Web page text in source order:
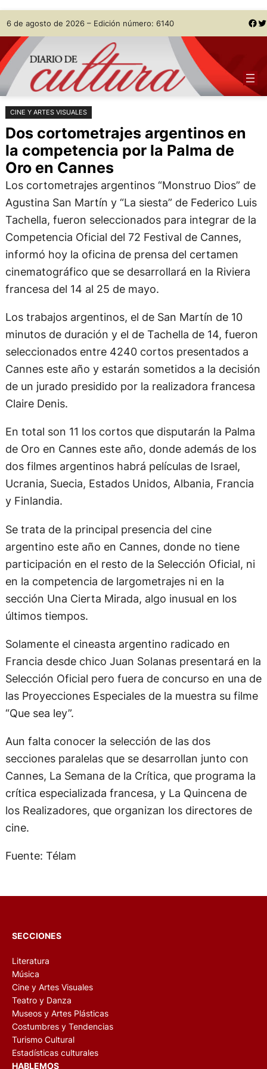
Saltar
al
contenido
Skip
to
content
6 de agosto de 2026 – Edición número: 6140 Facebook Twitter
CINE Y ARTES VISUALES
Dos cortometrajes argentinos en
la competencia por la Palma de
Oro en Cannes
Los cortometrajes argentinos “Monstruo Dios” de
Agustina San Martín y “La siesta” de Federico Luis
Tachella, fueron seleccionados para integrar de la
Competencia Oficial del 72 Festival de Cannes,
informó hoy la oficina de prensa del certamen
cinematográfico que se desarrollará en la Riviera
francesa del 14 al 25 de mayo.
Los trabajos argentinos, el de San Martín de 10
minutos de duración y el de Tachella de 14, fueron
seleccionados entre 4240 cortos presentados a
Cannes este año y estarán sometidos a la decisión
de un jurado presidido por la realizadora francesa
Claire Denis.
En total son 11 los cortos que disputarán la Palma
de Oro en Cannes este año, donde además de los
dos filmes argentinos habrá películas de Israel,
Ucrania, Suecia, Estados Unidos, Albania, Francia
y Finlandia.
Se trata de la principal presencia del cine
argentino este año en Cannes, donde no tiene
participación en el resto de la Selección Oficial, ni
en la competencia de largometrajes ni en la
sección Una Cierta Mirada, algo inusual en los
últimos tiempos.
Solamente el cineasta argentino radicado en
Francia desde chico Juan Solanas presentará en la
Selección Oficial pero fuera de concurso en una de
las Proyecciones Especiales de la muestra su filme
“Que sea ley”.
Aun falta conocer la selección de las dos
secciones paralelas que se desarrollan junto con
Cannes, La Semana de la Crítica, que programa la
crítica especializada francesa, y La Quincena de
los Realizadores, que organizan los directores de
cine.
Fuente: Télam
SECCIONES
Literatura
Música
Cine y Artes Visuales
Teatro y Danza
Museos y Artes Plásticas
Costumbres y Tendencias
Turismo Cultural
Estadísticas culturales
HABLEMOS